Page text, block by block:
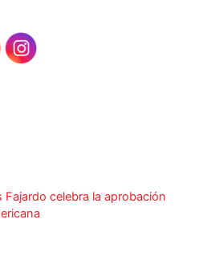
Fajardo celebra la aprobación